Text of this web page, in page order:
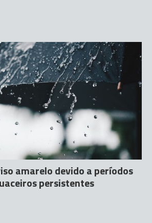
amarelo devido a períodos
persistentes